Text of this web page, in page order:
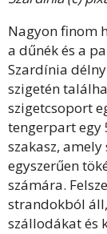
Nagyon finom
a dűnék és a
Szardínia
szigetén
szigetcsoport
tengerpart egy
szakasz,
egyszerűen
számára.
strandokból
szállodákat és